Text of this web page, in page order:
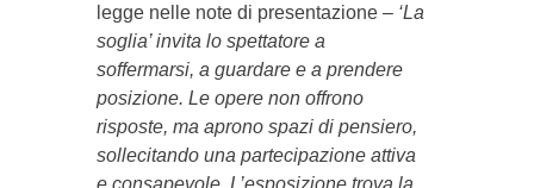
legge nelle note di presentazione – ‘La
soglia’ invita lo spettatore a
soffermarsi, a guardare e a prendere
posizione. Le opere non offrono
risposte, ma aprono spazi di pensiero,
sollecitando una partecipazione attiva
e consapevole. L’esposizione trova la